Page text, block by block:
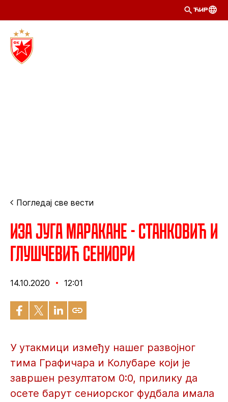
ЋИР
Погледај све вести
Иза југа Маракане - Станковић и
Глушчевић сениори
14.10.2020 12:01
У утакмици између нашег развојног
тима Графичара и Колубаре који је
завршен резултатом 0:0, прилику да
осете барут сениорског фудбала имала